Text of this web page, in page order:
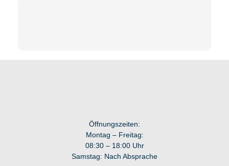
Öffnungszeiten:
Montag – Freitag:
08:30 – 18:00 Uhr
Samstag: Nach Absprache